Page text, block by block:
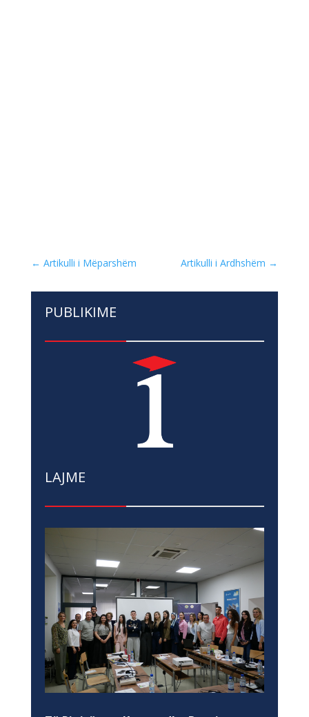
← Artikulli i Mëparshëm Artikulli i Ardhshëm →
PUBLIKIME
LAJME